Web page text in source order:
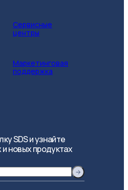
Сервисные
центры
Маркетинговая
поддержка
SDS и узнайте
новых продуктах